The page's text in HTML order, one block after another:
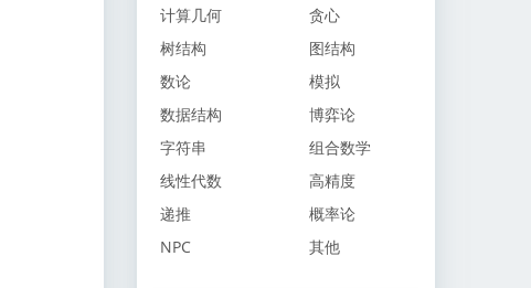
计算几何
贪心
树结构
图结构
数论
模拟
数据结构
博弈论
字符串
组合数学
线性代数
高精度
递推
概率论
NPC
其他